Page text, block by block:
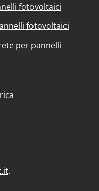
fotovoltaici
fotovoltaici
per pannelli
.